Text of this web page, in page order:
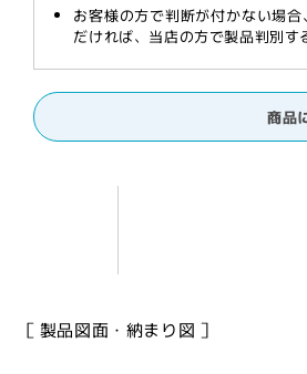
ト
ッ
プ
無
パ
50
ト
ッ
プ
無
パ
50
お客様の方で判断が付かない場
だければ、当店の方で製品判別す
商品
［ 製品図面・納まり図 ］